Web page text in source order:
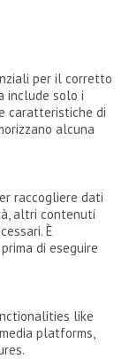
per il corretto
include solo i
caratteristiche di
alcuna
raccogliere dati
altri contenuti
È
di eseguire
like
platforms,